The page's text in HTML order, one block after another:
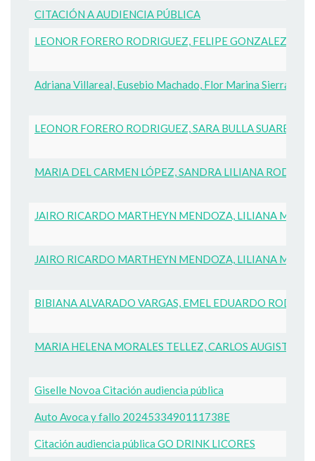
CITACIÓN A AUDIENCIA PÚBLICA
LEONOR FORERO RODRIGUEZ, FELIPE GONZALEZ
Adriana Villareal, Eusebio Machado, Flor Marina Sierra
LEONOR FORERO RODRIGUEZ, SARA BULLA SUAREZ
MARIA DEL CARMEN LÓPEZ, SANDRA LILIANA
JAIRO RICARDO MARTHEYN MENDOZA, LILIANA
JAIRO RICARDO MARTHEYN MENDOZA, LILIANA
BIBIANA ALVARADO VARGAS, EMEL EDUARDO
MARIA HELENA MORALES TELLEZ, CARLOS AUGISTO
Giselle Novoa Citación audiencia pública
Auto Avoca y fallo 2024533490111738E
Citación audiencia pública GO DRINK LICORES